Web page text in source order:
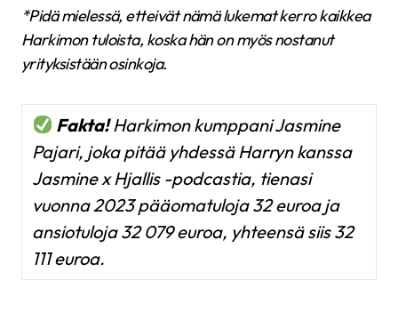
*Pidä mielessä, etteivät nämä lukemat kerro kaikkea
Harkimon tuloista, koska hän on myös nostanut
yrityksistään osinkoja.
Fakta!Harkimon kumppani Jasmine
Pajari, joka pitää yhdessä Harryn kanssa
Jasmine x Hjallis -podcastia, tienasi
vuonna 2023 pääomatuloja 32 euroa ja
ansiotuloja 32 079 euroa, yhteensä siis 32
111 euroa.